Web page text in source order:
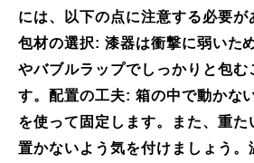
には、以下の点に注意する必要が
包材の選択: 漆器は衝撃に弱いた
やバブルラップでしっかりと包む
す。配置の工夫: 箱の中で動かな
を使って固定します。また、重た
置かないよう気を付けましょう。